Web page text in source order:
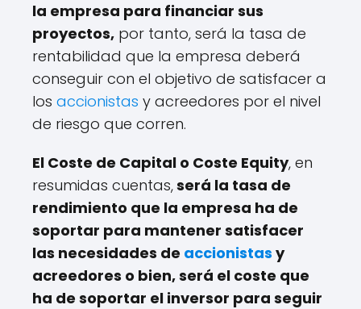
la empresa para financiar sus
proyectos, por tanto, será la tasa de
rentabilidad que la empresa deberá
conseguir con el objetivo de satisfacer a
los accionistas y acreedores por el nivel
de riesgo que corren.
El Coste de Capital o Coste Equity, en
resumidas cuentas,será la tasa de
rendimiento que la empresa ha de
soportar para mantener satisfacer
las necesidades de accionistas y
acreedores o bien, será el coste que
ha de soportar el inversor para seguir